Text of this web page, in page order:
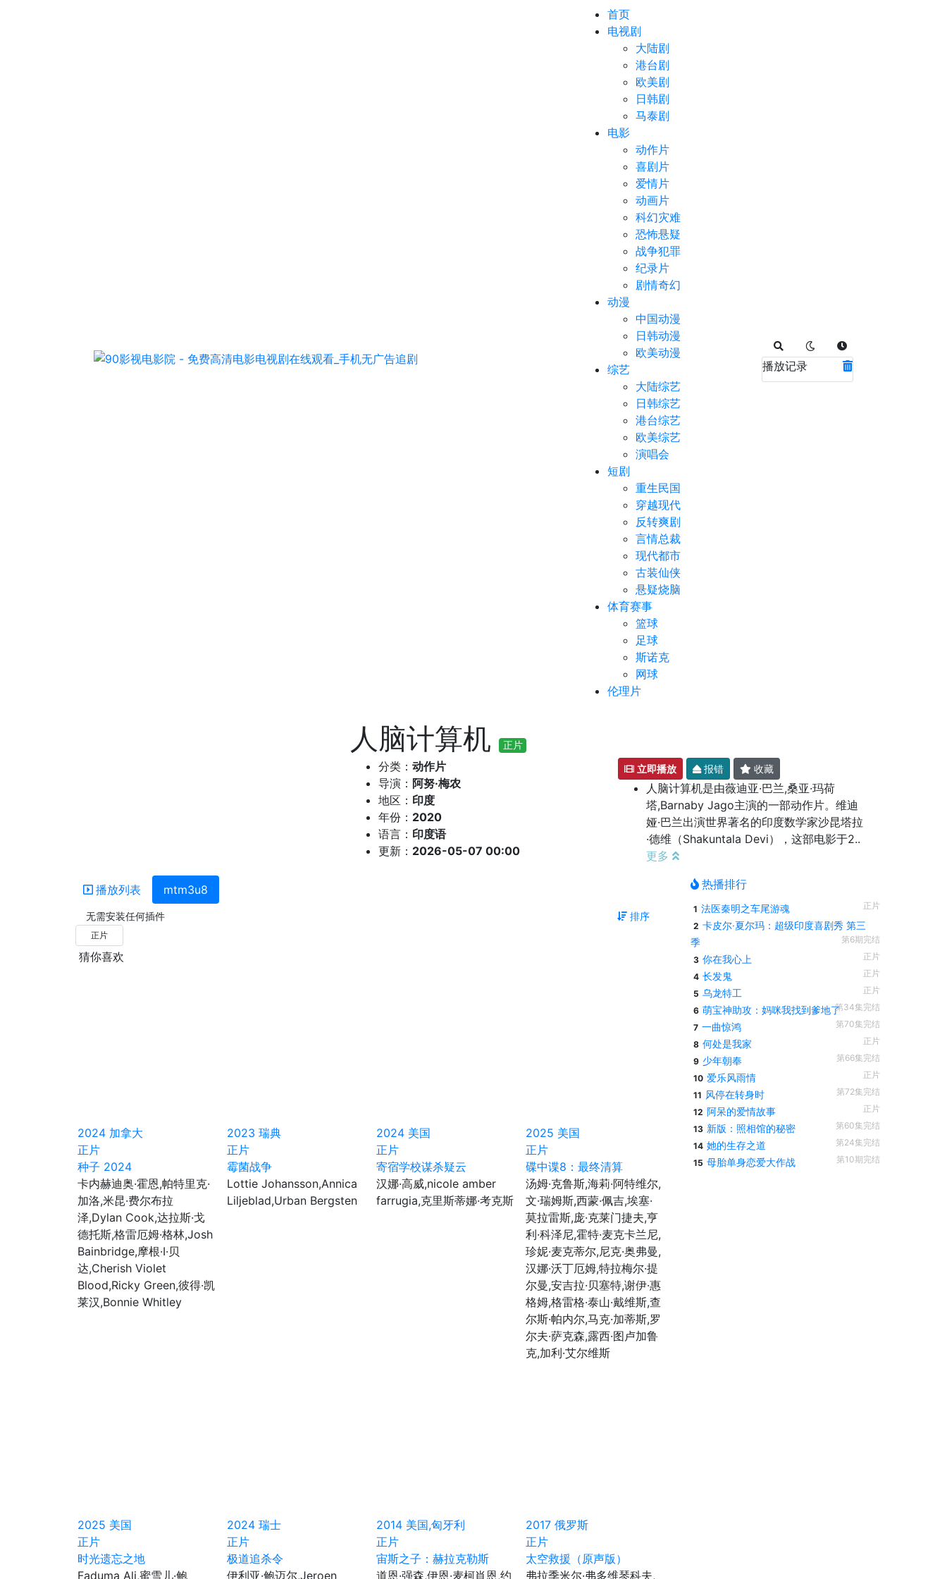
首页
电视剧
大陆剧
港台剧
欧美剧
日韩剧
马泰剧
电影
动作片
喜剧片
爱情片
动画片
科幻灾难
恐怖悬疑
战争犯罪
纪录片
剧情奇幻
动漫
中国动漫
日韩动漫
欧美动漫
综艺
大陆综艺
日韩综艺
港台综艺
欧美综艺
演唱会
短剧
重生民国
穿越现代
反转爽剧
言情总裁
现代都市
古装仙侠
悬疑烧脑
体育赛事
篮球
足球
斯诺克
网球
伦理片
播放记录
人脑计算机 正片
分类： 动作片
导演： 阿努·梅农
地区： 印度
年份： 2020
语言： 印度语
更新： 2026-05-07 00:00
立即播放 报错 收藏
人脑计算机是由薇迪亚·巴兰,桑亚·玛荷
塔,Barnaby Jago主演的一部动作片。维迪
娅·巴兰出演世界著名的印度数学家沙昆塔拉
·德维（Shakuntala Devi），这部电影于2..
更多
播放列表 mtm3u8
无需安装任何插件 排序
正片
猜你喜欢
2024 加拿大
正片
种子 2024
卡内赫迪奥·霍恩,帕特里克·
加洛,米昆·费尔布拉
泽,Dylan Cook,达拉斯·戈
德托斯,格雷厄姆·格林,Josh
Bainbridge,摩根·I·贝
达,Cherish Violet
Blood,Ricky Green,彼得·凯
莱汉,Bonnie Whitley
2023 瑞典
正片
霉菌战争
Lottie Johansson,Annica
Liljeblad,Urban Bergsten
2024 美国
正片
寄宿学校谋杀疑云
汉娜·高威,nicole amber
farrugia,克里斯蒂娜·考克斯
2025 美国
正片
碟中谍8：最终清算
汤姆·克鲁斯,海莉·阿特维尔,
文·瑞姆斯,西蒙·佩吉,埃塞·
莫拉雷斯,庞·克莱门捷夫,亨
利·科泽尼,霍特·麦克卡兰尼,
珍妮·麦克蒂尔,尼克·奥弗曼,
汉娜·沃丁厄姆,特拉梅尔·提
尔曼,安吉拉·贝塞特,谢伊·惠
格姆,格雷格·泰山·戴维斯,查
尔斯·帕内尔,马克·加蒂斯,罗
尔夫·萨克森,露西·图卢加鲁
克,加利·艾尔维斯
2025 美国
正片
时光遗忘之地
Faduma Ali,蜜雪儿·鲍
2024 瑞士
正片
极道追杀令
伊利亚·鲍迈尔,Jeroen
2014 美国,匈牙利
正片
宙斯之子：赫拉克勒斯
道恩·强森,伊恩·麦柯肖恩,约
2017 俄罗斯
正片
太空救援（原声版）
弗拉季米尔·弗多维琴科夫,
热播排行
1 法医秦明之车尾游魂
正片
2 卡皮尔·夏尔玛：超级印度喜剧秀 第三
季
第6期完结
3 你在我心上
正片
4 长发鬼
正片
5 乌龙特工
正片
6 萌宝神助攻：妈咪我找到爹地了第34集完结
7 一曲惊鸿
第70集完结
8 何处是我家
正片
9 少年朝奉
第66集完结
10 爱乐风雨情
正片
11 风停在转身时
第72集完结
12 阿呆的爱情故事
正片
13 新版：照相馆的秘密
第60集完结
14 她的生存之道
第24集完结
15 母胎单身恋爱大作战 第10期完结